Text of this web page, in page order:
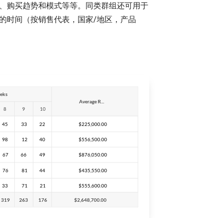
购买趋势和模式等等。同类群组还可用于
时间（按销售代表，国家/地区，产品